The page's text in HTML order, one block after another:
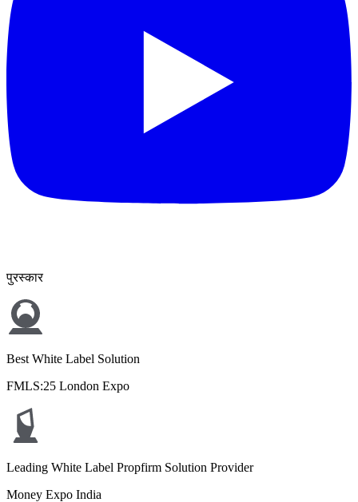
पुरस्कार
Best White Label Solution
FMLS:25 London Expo
Leading White Label Propfirm Solution Provider
Money Expo India